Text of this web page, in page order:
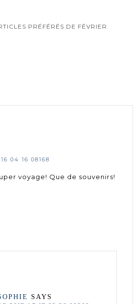
PRÉFÉRÉS DE FÉVRIER
04 16 08168
voyage! Que de souvenirs!
SAYS